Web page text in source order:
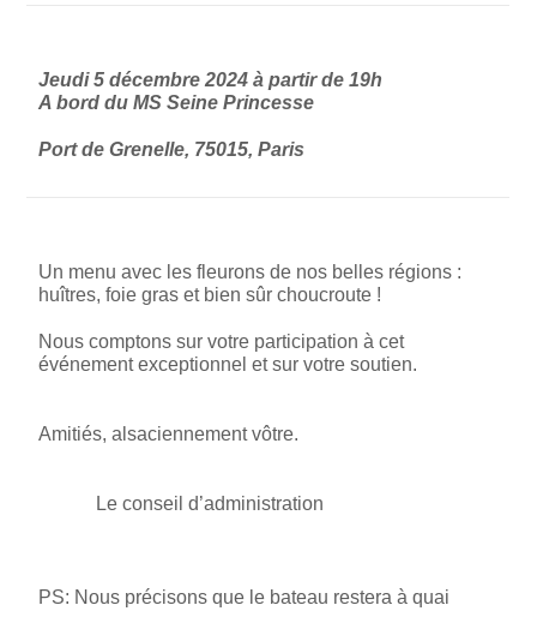
Jeudi 5 décembre 2024 à partir de 19h
A bord du MS Seine Princesse
Port de Grenelle, 75015, Paris
Un menu avec les fleurons de nos belles régions :
huîtres, foie gras et bien sûr choucroute !
Nous comptons sur votre participation à cet
événement exceptionnel et sur votre soutien.
Amitiés, alsaciennement vôtre.
Le conseil d’administration
PS: Nous précisons que le bateau restera à quai